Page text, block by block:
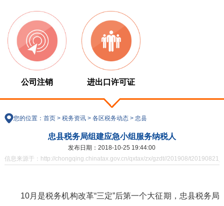
公司注销 进出口许可证
您的位置： 首页> 税务资讯> 各区税务动态> 忠县
忠县税务局组建应急小组服务纳税人
发布日期：2018-10-25 19:44:00
信息来源于：http://chongqing.chinatax.gov.cn/qxtax/zx/gzdt//201908/
10月是税务机构改革“三定”后第一个大征期，忠县税务局